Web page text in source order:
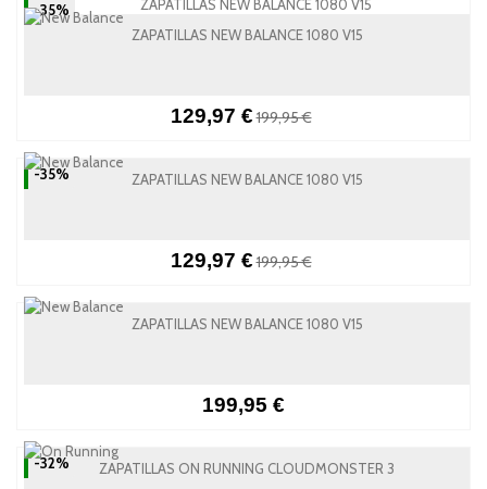
-35%
ZAPATILLAS NEW BALANCE 1080 V15
129,97 €199,95 €
-35% ZAPATILLAS NEW BALANCE 1080 V15
129,97 €199,95 €
ZAPATILLAS NEW BALANCE 1080 V15
199,95 €
-32% ZAPATILLAS ON RUNNING CLOUDMONSTER 3